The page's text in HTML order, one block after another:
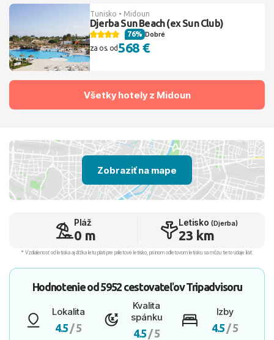
Tunisko • Midoun
Djerba Sun Beach (ex Sun Club)
Dobré
76%
za os. od568 €
Všetky hotely z Midoun
Zobraziť na mape
Pláž
0 m
Letisko (Djerba)
23 km
* Vzdialenosť od letiska aj dľžka letu platí pre príletové letisko, pri inom odletovom letisku sa môžu tieto údaje líšiť.
Hodnotenie od 5952 cestovateľovTripadvisoru
Lokalita
4.5 / 5
Kvalita
spánku
4.5 / 5
Izby
4.5 / 5